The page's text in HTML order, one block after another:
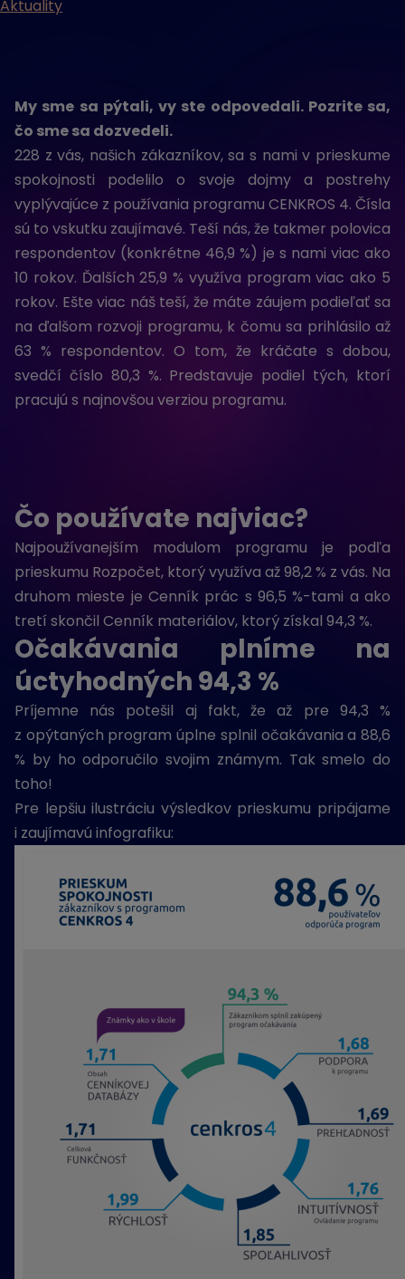
Aktuality
My sme sa pýtali, vy ste odpovedali. Pozrite sa,
čo sme sa dozvedeli.
228 z vás, našich zákazníkov, sa s nami v prieskume
spokojnosti podelilo o svoje dojmy a postrehy
vyplývajúce z používania programu CENKROS 4. Čísla
sú to vskutku zaujímavé. Teší nás, že takmer polovica
respondentov (konkrétne 46,9 %) je s nami viac ako
10 rokov. Ďalších 25,9 % využíva program viac ako 5
rokov. Ešte viac náš teší, že máte záujem podieľať sa
na ďalšom rozvoji programu, k čomu sa prihlásilo až
63 % respondentov. O tom, že kráčate s dobou,
svedčí číslo 80,3 %. Predstavuje podiel tých, ktorí
pracujú s najnovšou verziou programu.
Čo používate najviac?
Najpoužívanejším modulom programu je podľa
prieskumu Rozpočet, ktorý využíva až 98,2 % z vás. Na
druhom mieste je Cenník prác s 96,5 %-tami a ako
tretí skončil Cenník materiálov, ktorý získal 94,3 %.
Očakávania plníme na
úctyhodných 94,3 %
Príjemne nás potešil aj fakt, že až pre 94,3 %
z opýtaných program úplne splnil očakávania a 88,6
% by ho odporučilo svojim známym. Tak smelo do
toho!
Pre lepšiu ilustráciu výsledkov prieskumu pripájame
i zaujímavú infografiku: